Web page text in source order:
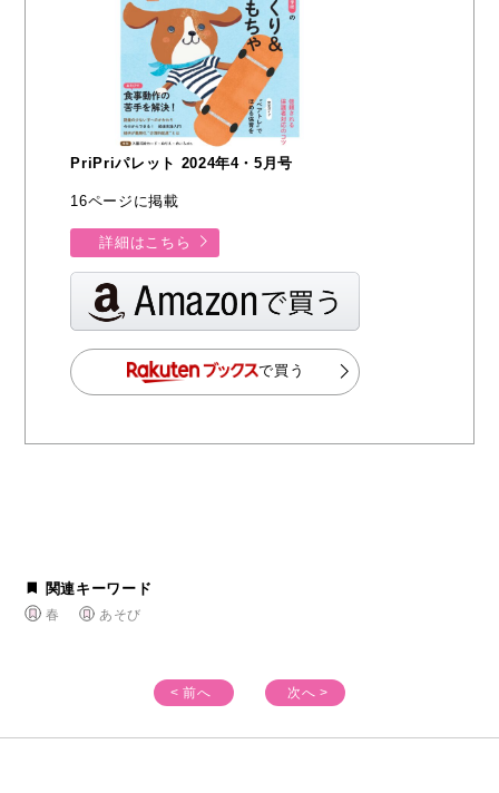
PriPriパレット 2024年4・5月号
16ページに掲載
詳細はこちら
で買う
関連キーワード
春 あそび
< 前へ 次へ >